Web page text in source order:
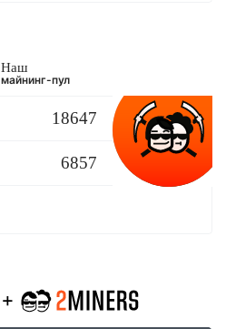
Наш
майнинг-пул
18647
6857